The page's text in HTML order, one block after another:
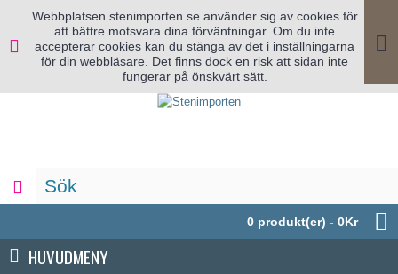
Webbplatsen stenimporten.se använder sig av cookies för
att bättre motsvara dina förväntningar. Om du inte
accepterar cookies kan du stänga av det i inställningarna
för din webbläsare. Det finns dock en risk att sidan inte
fungerar på önskvärt sätt.
0 produkt(er) - 0Kr
HUVUDMENY